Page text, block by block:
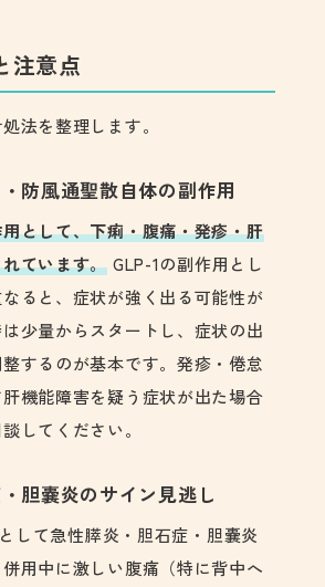
注意点
法を整理します。
防風通聖散自体の副作用
として、下痢・腹痛・発疹・肝
ています。 GLP-1の副作用とし
ると、症状が強く出る可能性が
少量からスタートし、症状の出
するのが基本です。発疹・倦怠
機能障害を疑う症状が出た場合
してください。
胆嚢炎のサイン見逃し
して急性膵炎・胆石症・胆嚢炎
用中に激しい腹痛（特に背中へ